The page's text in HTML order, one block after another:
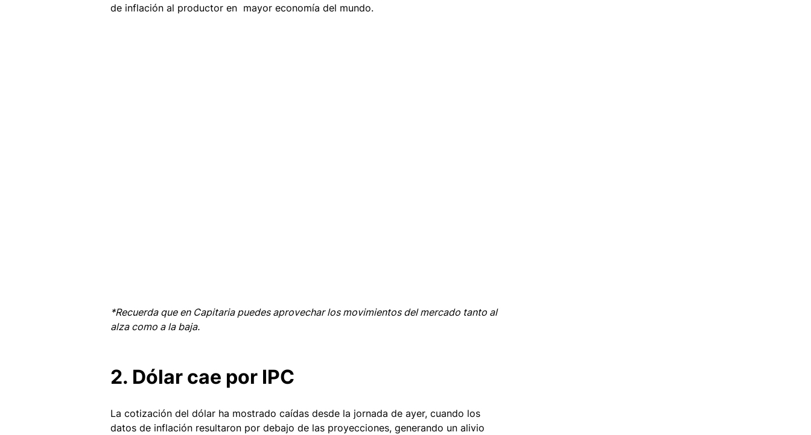
de inflación al productor en  mayor economía del mundo.
*Recuerda que en Capitaria puedes aprovechar los movimientos del mercado tanto al
alza como a la baja.
2. Dólar cae por IPC
La cotización del dólar ha mostrado caídas desde la jornada de ayer, cuando los
datos de inflación resultaron por debajo de las proyecciones, generando un alivio